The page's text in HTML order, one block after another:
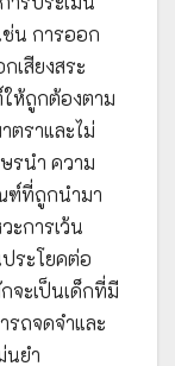
น การออก
เสียงสระ
ให้ถูกต้องตาม
ตราและไม่
รนำ ความ
ฑ์ที่ถูกนำมา
ะการเว้น
ระโยคต่อ
จะเป็นเด็กที่มี
รถจดจำและ
นยำ